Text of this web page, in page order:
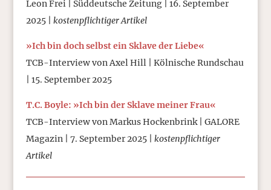
Leon Frei | Süddeutsche Zeitung | 16. September
2025 | kostenpflichtiger Artikel
»Ich bin doch selbst ein Sklave der Liebe«
TCB-Interview von Axel Hill | Kölnische Rundschau
| 15. September 2025
T.C. Boyle: »Ich bin der Sklave meiner Frau«
TCB-Interview von Markus Hockenbrink | GALORE
Magazin | 7. September 2025 | kostenpflichtiger
Artikel